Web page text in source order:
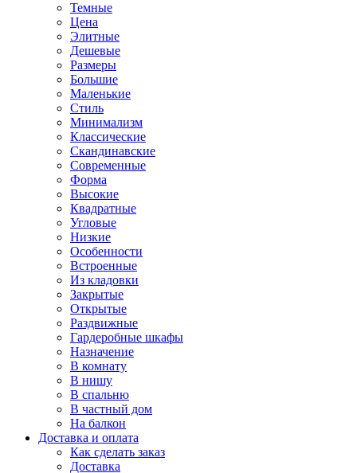
Темные
Цена
Элитные
Дешевые
Размеры
Большие
Маленькие
Стиль
Минимализм
Классические
Скандинавские
Современные
Форма
Высокие
Квадратные
Угловые
Низкие
Особенности
Встроенные
Из кладовки
Закрытые
Открытые
Раздвижные
Гардеробные шкафы
Назначение
В комнату
В нишу
В спальню
В частный дом
На балкон
Доставка и оплата
Как сделать заказ
Доставка